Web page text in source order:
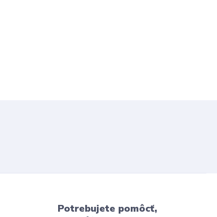
Potrebujete pomôcť,